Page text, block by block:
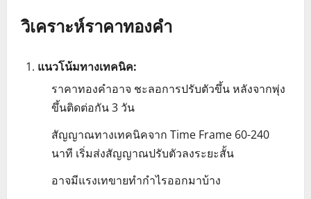
วิเคราะห์ราคาทองคำ
แนวโน้มทางเทคนิค:
ราคาทองคำอาจ ชะลอการปรับตัวขึ้น หลังจากพุ่ง
ขึ้นติดต่อกัน 3 วัน
สัญญาณทางเทคนิคจาก Time Frame 60-240
นาที เริ่มส่งสัญญาณปรับตัวลงระยะสั้น
อาจมีแรงเทขายทำกำไรออกมาบ้าง